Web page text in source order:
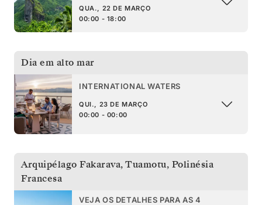
QUA., 22 DE MARÇO
00:00 - 18:00
Dia em alto mar
INTERNATIONAL WATERS
QUI., 23 DE MARÇO
00:00 - 00:00
Arquipélago Fakarava, Tuamotu, Polinésia
Francesa
VEJA OS DETALHES PARA AS 4